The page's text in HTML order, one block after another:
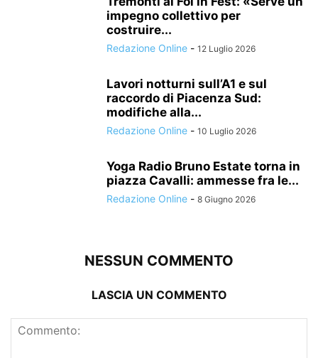
impegno collettivo per
costruire...
Redazione Online - 12 Luglio 2026
Lavori notturni sull’A1 e sul
raccordo di Piacenza Sud:
modifiche alla...
Redazione Online - 10 Luglio 2026
Yoga Radio Bruno Estate torna in
piazza Cavalli: ammesse fra le...
Redazione Online - 8 Giugno 2026
NESSUN COMMENTO
LASCIA UN COMMENTO